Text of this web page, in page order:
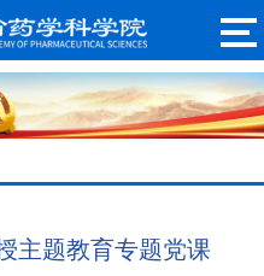
主题教育专题党课